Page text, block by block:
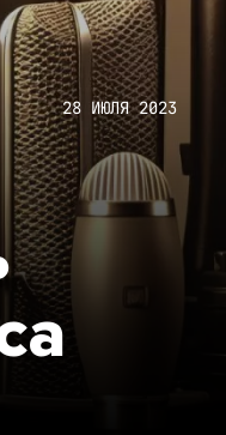
28 ИЮЛЯ 2023